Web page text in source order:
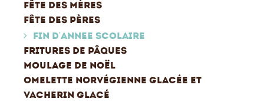
FÊTE DES MÈRES
FÊTE DES PÈRES
FIN D'ANNEE SCOLAIRE
FRITURES DE PÂQUES
MOULAGE DE NOËL
OMELETTE NORVÉGIENNE GLACÉE ET
VACHERIN GLACÉ